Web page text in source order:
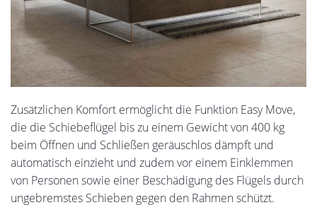
Zusätzlichen Komfort ermöglicht die Funktion Easy Move,
die die Schiebeflügel bis zu einem Gewicht von 400 kg
beim Öffnen und Schließen geräuschlos dämpft und
automatisch einzieht und zudem vor einem Einklemmen
von Personen sowie einer Beschädigung des Flügels durch
ungebremstes Schieben gegen den Rahmen schützt.